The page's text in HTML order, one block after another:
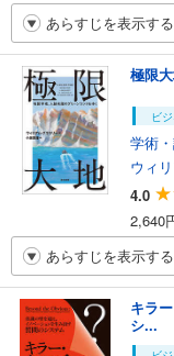
あらすじを表示する
極限
ビ
学術
ウィ
4.0
2,640
あらすじを表示する
キラ
シ...